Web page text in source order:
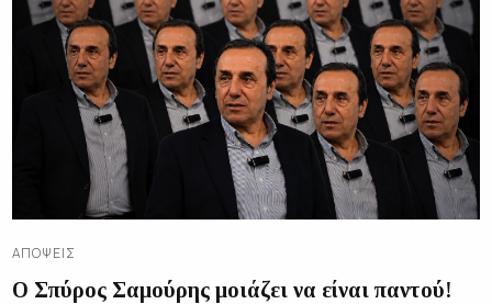
ΑΠΌΨΕΙΣ
Ο Σπύρος Σαμούρης μοιάζει να είναι παντού!